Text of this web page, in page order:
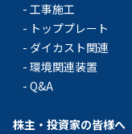
工事施工
トッププレート
ダイカスト関連
環境関連装置
Q&A
株主・投資家の皆様へ